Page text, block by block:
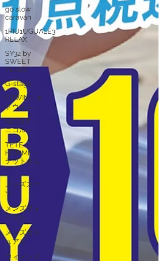
go slow
caravan
1PIU1UGUALE3
RELAX
SY32 by
SWEET
YEARS
G-stage
EDWIN - エ
ドウィン -
NICOLE -
ニコル -
TETE
HOMME -
テットオム
-
メンズスー
ツ
メンズフォ
ーマル
メンズカジ
ュアル
ウィメンズ